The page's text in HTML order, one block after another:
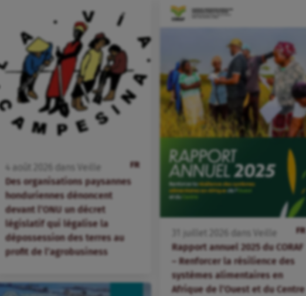
FR
4 août dans
Veille
Des organisations paysannes
honduriennes dénoncent
devant l’ONU un décret
législatif qui légalise la
dépossession des terres au
profit de l’agrobusiness
FR
juillet dans
Veille
Rapport annuel 2025 du CORAF
– Renforcer la résilience des
systèmes alimentaires en
Afrique de l’Ouest et du Centre